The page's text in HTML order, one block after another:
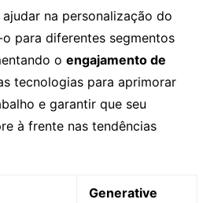
na personalização do
para diferentes segmentos
o engajamento de
tecnologias para aprimorar
e garantir que seu
à frente nas tendências
Generative